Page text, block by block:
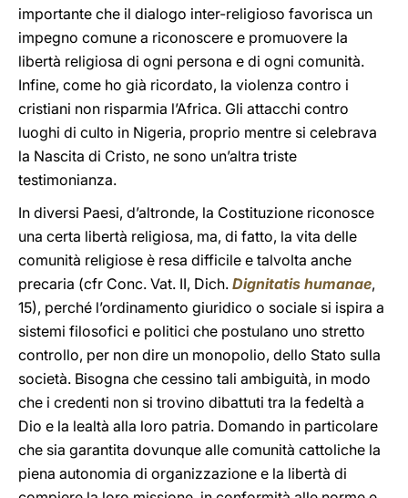
importante che il dialogo inter-religioso favorisca un
impegno comune a riconoscere e promuovere la
libertà religiosa di ogni persona e di ogni comunità.
Infine, come ho già ricordato, la violenza contro i
cristiani non risparmia l’Africa. Gli attacchi contro
luoghi di culto in Nigeria, proprio mentre si celebrava
la Nascita di Cristo, ne sono un’altra triste
testimonianza.
In diversi Paesi, d’altronde, la Costituzione riconosce
una certa libertà religiosa, ma, di fatto, la vita delle
comunità religiose è resa difficile e talvolta anche
precaria (cfr Conc. Vat. II, Dich. Dignitatis humanae,
15), perché l’ordinamento giuridico o sociale si ispira a
sistemi filosofici e politici che postulano uno stretto
controllo, per non dire un monopolio, dello Stato sulla
società. Bisogna che cessino tali ambiguità, in modo
che i credenti non si trovino dibattuti tra la fedeltà a
Dio e la lealtà alla loro patria. Domando in particolare
che sia garantita dovunque alle comunità cattoliche la
piena autonomia di organizzazione e la libertà di